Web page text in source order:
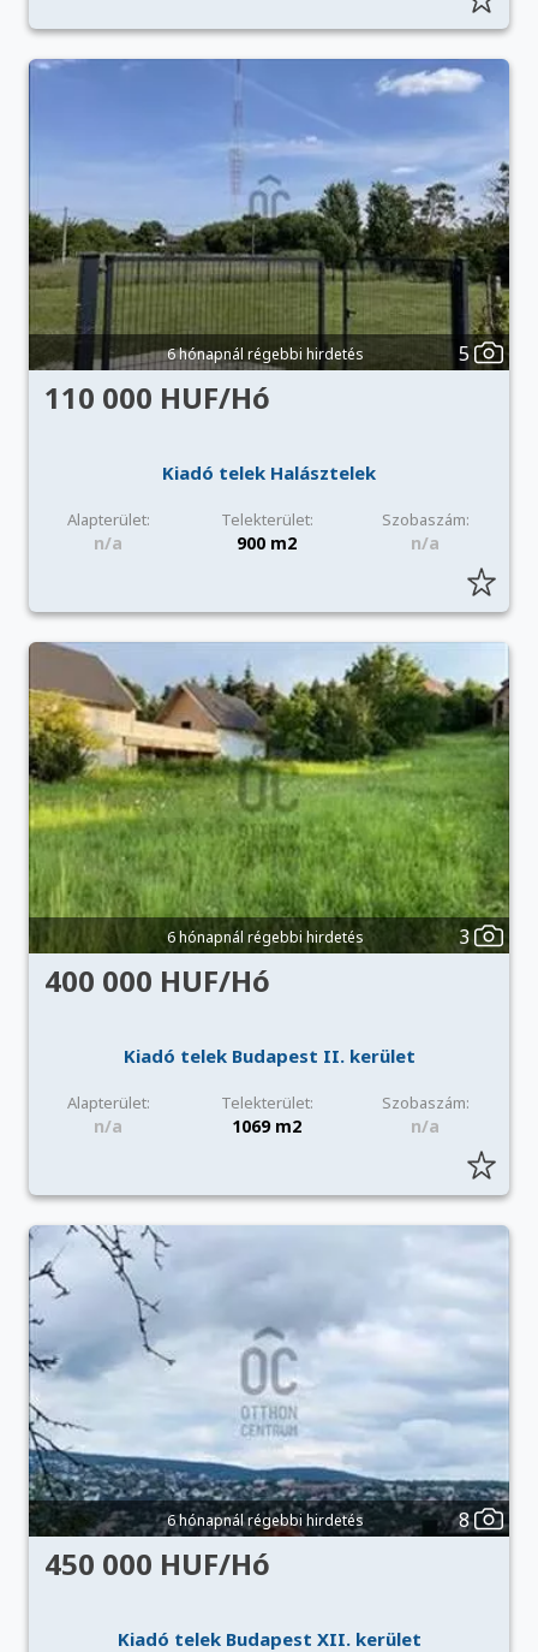
6 hónapnál régebbi hirdetés 5
110 000 HUF/Hó
Kiadó telek Halásztelek
Alapterület: Telekterület: Szobaszám:
n/a 900 m2 n/a
6 hónapnál régebbi hirdetés 3
400 000 HUF/Hó
Kiadó telek Budapest II. kerület
Alapterület: Telekterület: Szobaszám:
n/a 1069 m2 n/a
6 hónapnál régebbi hirdetés 8
450 000 HUF/Hó
Kiadó telek Budapest XII. kerület